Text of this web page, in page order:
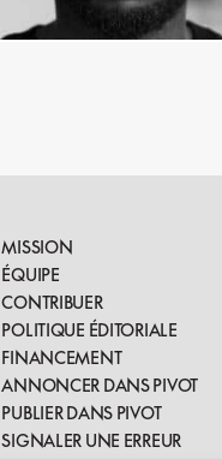
MISSION
ÉQUIPE
CONTRIBUER
POLITIQUE ÉDITORIALE
FINANCEMENT
ANNONCER DANS PIVOT
PUBLIER DANS PIVOT
SIGNALER UNE ERREUR